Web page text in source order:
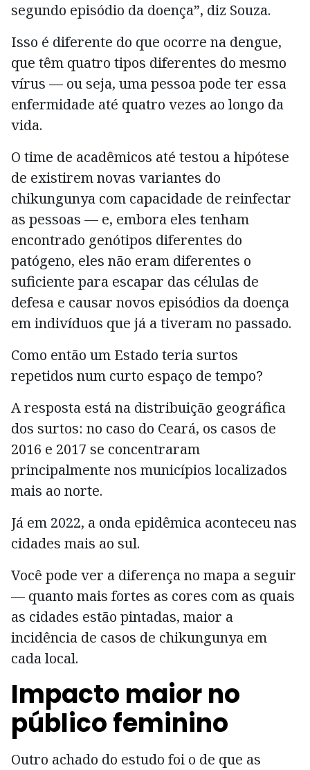
segundo episódio da doença”, diz Souza.
Isso é diferente do que ocorre na dengue,
que têm quatro tipos diferentes do mesmo
vírus — ou seja, uma pessoa pode ter essa
enfermidade até quatro vezes ao longo da
vida.
O time de acadêmicos até testou a hipótese
de existirem novas variantes do
chikungunya com capacidade de reinfectar
as pessoas — e, embora eles tenham
encontrado genótipos diferentes do
patógeno, eles não eram diferentes o
suficiente para escapar das células de
defesa e causar novos episódios da doença
em indivíduos que já a tiveram no passado.
Como então um Estado teria surtos
repetidos num curto espaço de tempo?
A resposta está na distribuição geográfica
dos surtos: no caso do Ceará, os casos de
2016 e 2017 se concentraram
principalmente nos municípios localizados
mais ao norte.
Já em 2022, a onda epidêmica aconteceu nas
cidades mais ao sul.
Você pode ver a diferença no mapa a seguir
— quanto mais fortes as cores com as quais
as cidades estão pintadas, maior a
incidência de casos de chikungunya em
cada local.
Impacto maior no
público feminino
Outro achado do estudo foi o de que as